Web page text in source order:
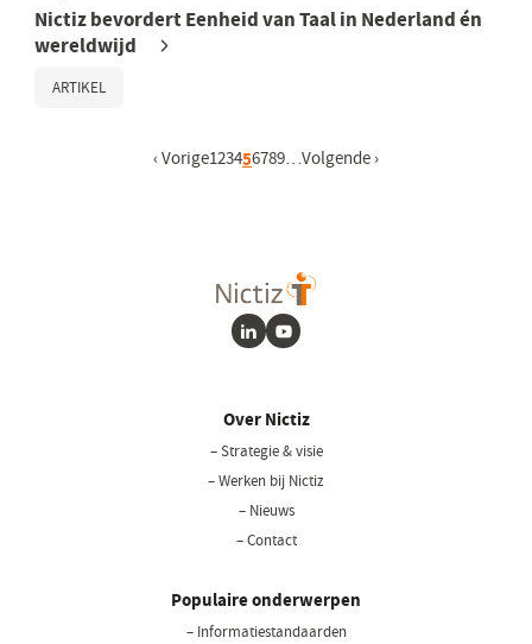
Nictiz bevordert Eenheid van Taal in Nederland én
wereldwijd
ARTIKEL
Vorige pagina
‹ VorigePagina
1Pagina
2Pagina
3Pagina
4Huidige pagina
5Pagina
6Pagina
7Pagina
8Pagina
9…Volgende pagina
Volgende ›
LinkedInYoutube
Over Nictiz
– Strategie & visie
– Werken bij Nictiz
– Nieuws
– Contact
Populaire onderwerpen
– Informatiestandaarden